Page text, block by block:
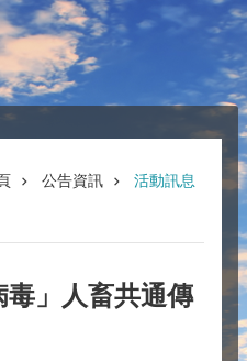
公告資訊 活動訊息
」人畜共通傳